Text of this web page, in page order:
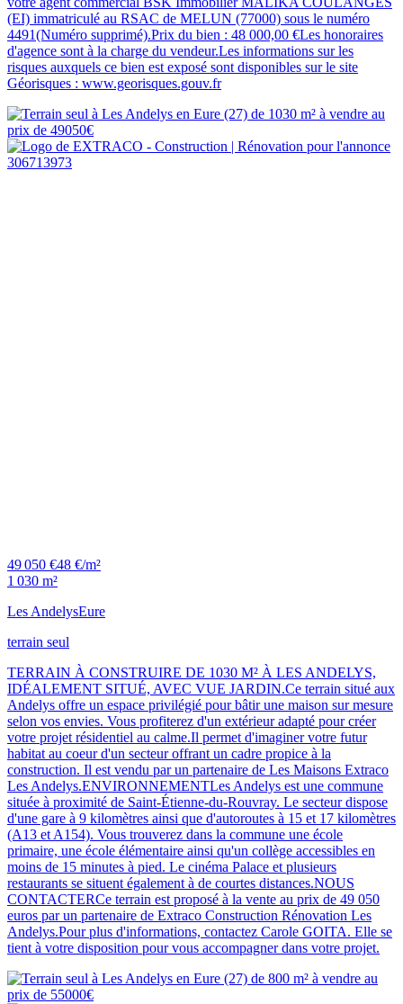
(EI) immatriculé au RSAC de MELUN (77000) sous le numéro
4491(Numéro supprimé).Prix du bien : 48 000,00 €Les honoraires
d'agence sont à la charge du vendeur.Les informations sur les
risques auxquels ce bien est exposé sont disponibles sur le site
Géorisques : www.georisques.gouv.fr
49 050 €48 €/m²
1 030 m²
Les AndelysEure
terrain seul
TERRAIN À CONSTRUIRE DE 1030 M² À LES ANDELYS,
IDÉALEMENT SITUÉ, AVEC VUE JARDIN.Ce terrain situé aux
Andelys offre un espace privilégié pour bâtir une maison sur mesure
selon vos envies. Vous profiterez d'un extérieur adapté pour créer
votre projet résidentiel au calme.Il permet d'imaginer votre futur
habitat au coeur d'un secteur offrant un cadre propice à la
construction. Il est vendu par un partenaire de Les Maisons Extraco
Les Andelys.ENVIRONNEMENTLes Andelys est une commune
située à proximité de Saint-Étienne-du-Rouvray. Le secteur dispose
d'une gare à 9 kilomètres ainsi que d'autoroutes à 15 et 17 kilomètres
(A13 et A154). Vous trouverez dans la commune une école
primaire, une école élémentaire ainsi qu'un collège accessibles en
moins de 15 minutes à pied. Le cinéma Palace et plusieurs
restaurants se situent également à de courtes distances.NOUS
CONTACTERCe terrain est proposé à la vente au prix de 49 050
euros par un partenaire de Extraco Construction Rénovation Les
Andelys.Pour plus d'informations, contactez Carole GOITA. Elle se
tient à votre disposition pour vous accompagner dans votre projet.